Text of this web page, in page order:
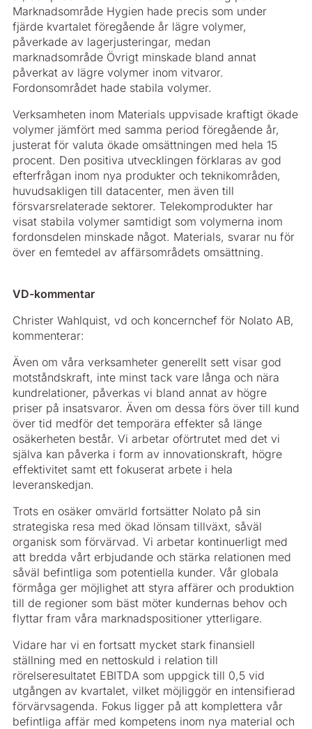
Marknadsområde Hygien hade precis som under
fjärde kvartalet föregående år lägre volymer,
påverkade av lagerjusteringar, medan
marknadsområde Övrigt minskade bland annat
påverkat av lägre volymer inom vitvaror.
Fordonsområdet hade stabila volymer.
Verksamheten inom Materials uppvisade kraftigt ökade
volymer jämfört med samma period föregående år,
justerat för valuta ökade omsättningen med hela 15
procent. Den positiva utvecklingen förklaras av god
efterfrågan inom nya produkter och teknikområden,
huvudsakligen till datacenter, men även till
försvarsrelaterade sektorer. Telekomprodukter har
visat stabila volymer samtidigt som volymerna inom
fordonsdelen minskade något. Materials, svarar nu för
över en femtedel av affärsområdets omsättning.
VD-kommentar
Christer Wahlquist, vd och koncernchef för Nolato AB,
kommenterar:
Även om våra verksamheter generellt sett visar god
motståndskraft, inte minst tack vare långa och nära
kundrelationer, påverkas vi bland annat av högre
priser på insatsvaror. Även om dessa förs över till kund
över tid medför det temporära effekter så länge
osäkerheten består. Vi arbetar oförtrutet med det vi
själva kan påverka i form av innovationskraft, högre
effektivitet samt ett fokuserat arbete i hela
leveranskedjan.
Trots en osäker omvärld fortsätter Nolato på sin
strategiska resa med ökad lönsam tillväxt, såväl
organisk som förvärvad. Vi arbetar kontinuerligt med
att bredda vårt erbjudande och stärka relationen med
såväl befintliga som potentiella kunder. Vår globala
förmåga ger möjlighet att styra affärer och produktion
till de regioner som bäst möter kundernas behov och
flyttar fram våra marknadspositioner ytterligare.
Vidare har vi en fortsatt mycket stark finansiell
ställning med en nettoskuld i relation till
rörelseresultatet EBITDA som uppgick till 0,5 vid
utgången av kvartalet, vilket möjliggör en intensifierad
förvärvsagenda. Fokus ligger på att komplettera vår
befintliga affär med kompetens inom nya material och